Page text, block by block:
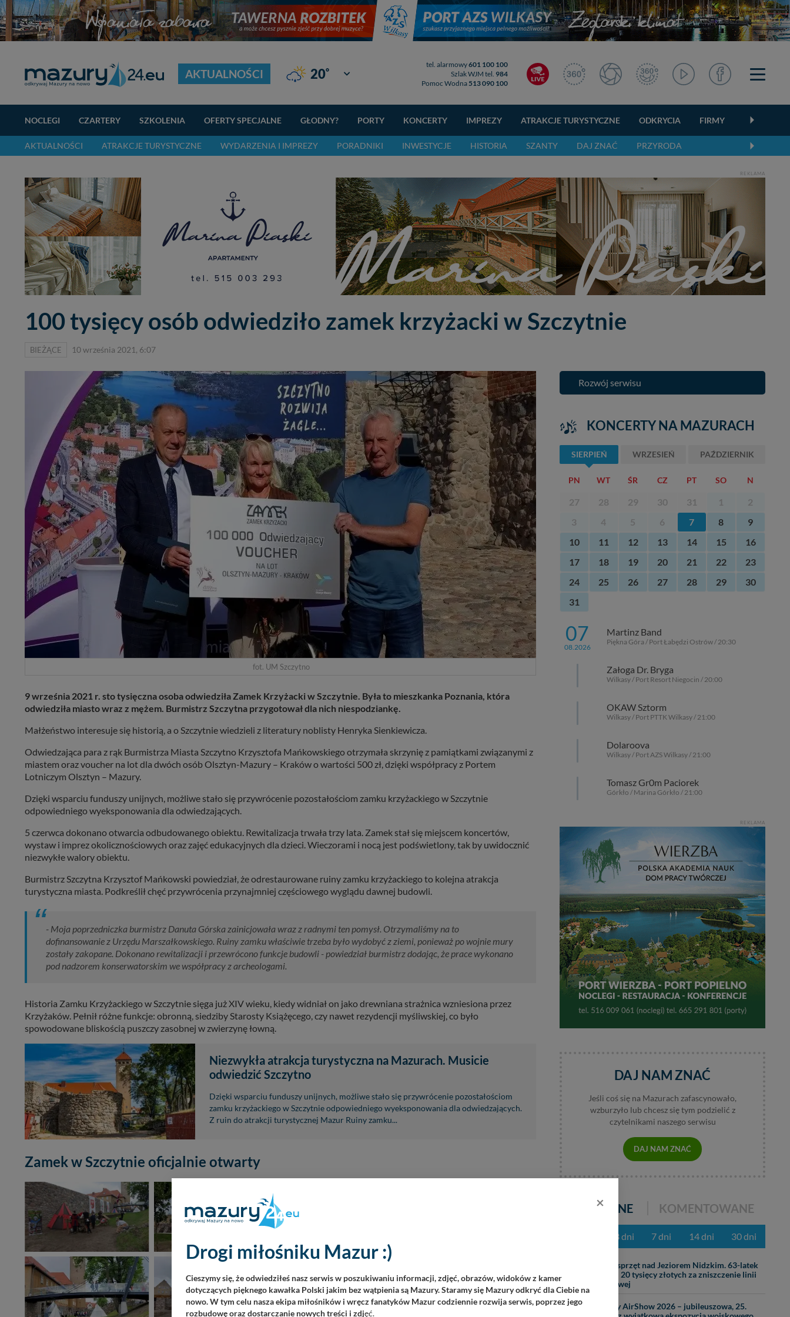
AKTUALNOŚCI 20° Giżycko
tel. alarmowy601 100 100
Szlak WJM tel. 984
Pomoc Wodna 513 090 100
NOCLEGI CZARTERY SZKOLENIA OFERTY SPECJALNE GŁODNY? PORTY KONCERTY IMPREZY ATRAKCJE TURYSTYCZNE ODKRYCIA FIRMY
AKTUALNOŚCI ATRAKCJE TURYSTYCZNE WYDARZENIA I IMPREZY PORADNIKI INWESTYCJE HISTORIA SZANTY DAJ ZNAĆ PRZYRODA
REKLAMA
100 tysięcy osób odwiedziło zamek krzyżacki w Szczytnie
BIEŻĄCE 10 września 2021, 6:07
fot. UM Szczytno
9 września 2021 r. sto tysięczna osoba odwiedziła Zamek Krzyżacki w Szczytnie. Była to mieszkanka Poznania, która
odwiedziła miasto wraz z mężem. Burmistrz Szczytna przygotował dla nich niespodziankę.
Małżeństwo interesuje się historią, a o Szczytnie wiedzieli z literatury noblisty Henryka Sienkiewicza.
Odwiedzająca para z rąk Burmistrza Miasta Szczytno Krzysztofa Mańkowskiego otrzymała skrzynię z pamiątkami związanymi z
miastem oraz voucher na lot dla dwóch osób Olsztyn-Mazury – Kraków o wartości 500 zł, dzięki współpracy z Portem
Lotniczym Olsztyn – Mazury.
Dzięki wsparciu funduszy unijnych, możliwe stało się przywrócenie pozostałościom zamku krzyżackiego w Szczytnie
odpowiedniego wyeksponowania dla odwiedzających.
5 czerwca dokonano otwarcia odbudowanego obiektu. Rewitalizacja trwała trzy lata. Zamek stał się miejscem koncertów,
wystaw i imprez okolicznościowych oraz zajęć edukacyjnych dla dzieci. Wieczorami i nocą jest podświetlony, tak by uwidocznić
niezwykłe walory obiektu.
Burmistrz Szczytna Krzysztof Mańkowski powiedział, że odrestaurowane ruiny zamku krzyżackiego to kolejna atrakcja
turystyczna miasta. Podkreślił chęć przywrócenia przynajmniej częściowego wyglądu dawnej budowli.
- Moja poprzedniczka burmistrz Danuta Górska zainicjowała wraz z radnymi ten pomysł. Otrzymaliśmy na to
dofinansowanie z Urzędu Marszałkowskiego. Ruiny zamku właściwie trzeba było wydobyć z ziemi, ponieważ po wojnie mury
zostały zakopane. Dokonano rewitalizacji i przewrócono funkcje budowli - powiedział burmistrz dodając, że prace wykonano
pod nadzorem konserwatorskim we współpracy z archeologami.
Historia Zamku Krzyżackiego w Szczytnie sięga już XIV wieku, kiedy widniał on jako drewniana strażnica wzniesiona przez
Krzyżaków. Pełnił różne funkcje: obronną, siedziby Starosty Książęcego, czy nawet rezydencji myśliwskiej, co było
spowodowane bliskością puszczy zasobnej w zwierzynę łowną.
Niezwykła atrakcja turystyczna na Mazurach. Musicie
odwiedzić Szczytno
Dzięki wsparciu funduszy unijnych, możliwe stało się przywrócenie pozostałościom
zamku krzyżackiego w Szczytnie odpowiedniego wyeksponowania dla odwiedzających.
Z ruin do atrakcji turystycznej Mazur Ruiny zamku...
Zamek w Szczytnie oficjalnie otwarty
Rozwój serwisu
KONCERTY NA MAZURACH
SIERPIEŃ WRZESIEŃ PAŹDZIERNIK
PN WT ŚR CZ PT SO N
27 28 29 30 31 1
2
3
4 5 6 7 8
9
10
11 12 13 14 15
16
17
18 19 20 21 22
23
24
25 26 27 28 29
30
31
07
08.2026
Martinz Band
Piękna Góra / Port Łabędzi Ostrów / 20:30
Załoga Dr. Bryga
Wilkasy / Port Resort Niegocin / 20:00
OKAW Sztorm
Wilkasy / Port PTTK Wilkasy / 21:00
Dolaroova
Wilkasy / Port AZS Wilkasy / 21:00
Tomasz Gr0m Paciorek
Górkło / Marina Górkło / 21:00
REKLAMA
DAJ NAM ZNAĆ
Jeśli coś się na Mazurach zafascynowało,
wzburzyło lub chcesz się tym podzielić z
czytelnikami naszego serwisu
DAJ NAM ZNAĆ
POPULARNE KOMENTOWANE
z ostatnich 3 dni 7 dni 14 dni 30 dni
Ciężki sprzęt nad Jeziorem Nidzkim. 63-latek
zapłaci 20 tysięcy złotych za zniszczenie linii
brzegowej
29.07
Mazury AirShow 2026 – jubileuszowa, 25.
×
Drogi miłośniku Mazur :)
Cieszymy się, że odwiedziłeś nasz serwis w poszukiwaniu informacji, zdjęć, obrazów, widoków z kamer
dotyczących pięknego kawałka Polski jakim bez wątpienia są Mazury. Staramy się Mazury odkryć dla Ciebie na
nowo. W tym celu nasza ekipa miłośników i wręcz fanatyków Mazur codziennie rozwija serwis, poprzez jego
rozbudowę oraz dostarczanie nowych treści i zdjęć.